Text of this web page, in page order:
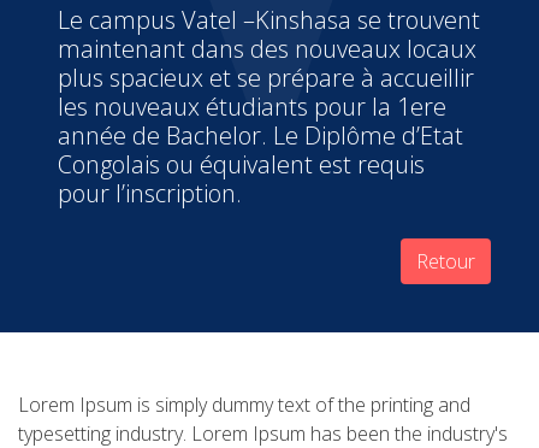
Le campus Vatel –Kinshasa se trouvent
maintenant dans des nouveaux locaux
plus spacieux et se prépare à accueillir
les nouveaux étudiants pour la 1ere
année de Bachelor. Le Diplôme d’Etat
Congolais ou équivalent est requis
pour l’inscription.
Retour
Lorem Ipsum is simply dummy text of the printing and
typesetting industry. Lorem Ipsum has been the industry's